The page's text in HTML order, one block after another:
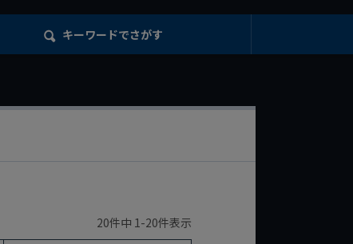
キーワードでさがす
20件中 1-20件表示